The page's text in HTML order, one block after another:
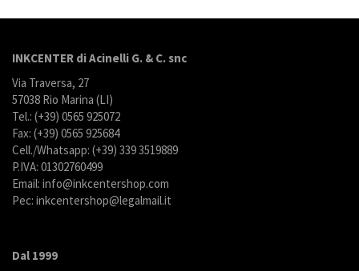
INKCENTER di Acinelli G. & C. snc
Via Traversa, 27
57038 Rio Marina (LI)
Tel.: (+39) 0565 925072
Fax: (+39) 0565 925684
Cell./Whatsapp: (+39) 339 3519889
P.IVA: 01302760499
Email: info@inkcentershop.com
Pec: inkcentershop@legalmail.it
Dal 1999